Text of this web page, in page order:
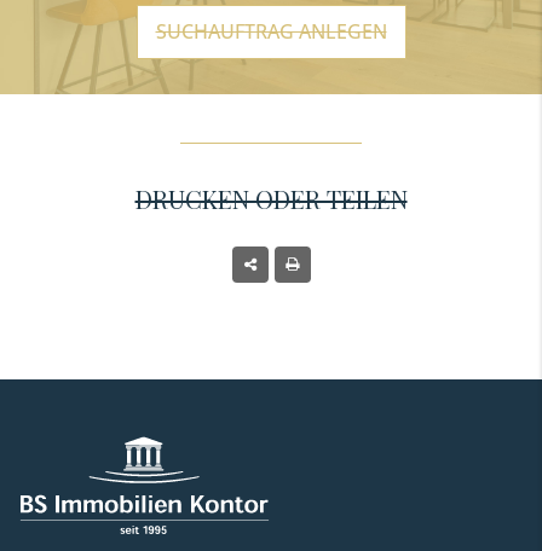
SUCHAUFTRAG ANLEGEN
DRUCKEN ODER TEILEN